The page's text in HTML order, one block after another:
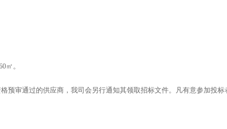
㎡。
预审通过的供应商，我司会另行通知其领取招标文件。凡有意参加投